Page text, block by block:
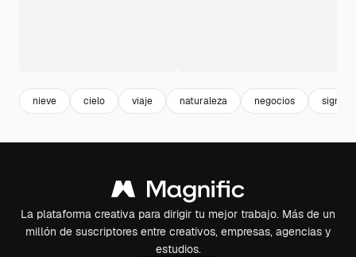
nieve cielo viaje naturaleza negocios signo
La plataforma creativa para dirigir tu mejor trabajo. Más de un
millón de suscriptores entre creativos, empresas, agencias y
estudios.